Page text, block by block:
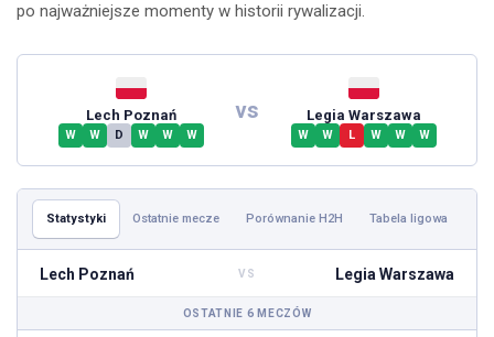
po najważniejsze momenty w historii rywalizacji.
Lech Poznań
W W D W W W
vs Legia Warszawa
W W L W W W
Statystyki Ostatnie mecze Porównanie H2H Tabela ligowa
Lech Poznań VS Legia Warszawa
OSTATNIE 6 MECZÓW